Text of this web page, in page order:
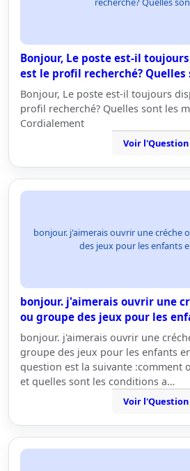
Bonjour, Le poste est-il
est le profil recherché? Quelles
Bonjour, Le poste est-il toujours
profil recherché? Quelles sont les
Cordialement
Voir l'Question
bonjour. j'aimerais ouvrir une créche
des jeux pour les enfants
bonjour. j'aimerais ouvrir une
ou groupe des jeux pour les
bonjour. j'aimerais ouvrir une
groupe des jeux pour les enfants
question est la suivante :comment
et quelles sont les conditions a…
Voir l'Question